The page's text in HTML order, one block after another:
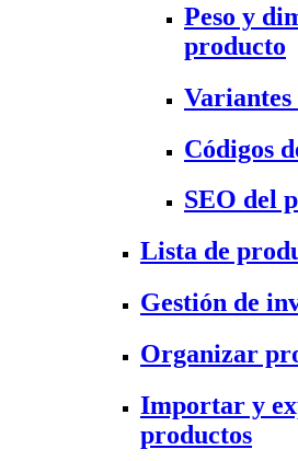
Peso y
producto
Códigos
SEO del
Lista de
Gestión de
Organizar
Importar y
productos